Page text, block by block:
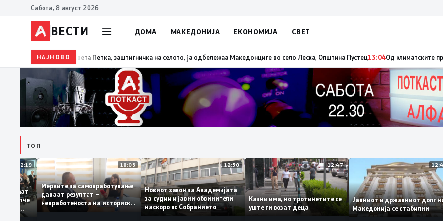
Сабота, 8 август 2026
ВЕСТИ ДОМА МАКЕДОНИЈА ЕКОНОМИЈА СВЕТ
НАЈНОВО13:07Три ер трактори се вклучуваат во гаснењето на пожарот во Сопиште13:06Летна Света Петка, заштитничка на
ТОП
12:19
„Филипче
не
18:06
Мерките за самовработување
даваат резултат –
невработеноста на историски
најниско ниво од 11,3%
12:50
Новиот закон за Академијата
за судии и јавни обвинители
наскоро во Собранието
12:47
Казни има, но тротинетите се
уште ги возат деца
Јавниот и државниот
Македонија се стабилни